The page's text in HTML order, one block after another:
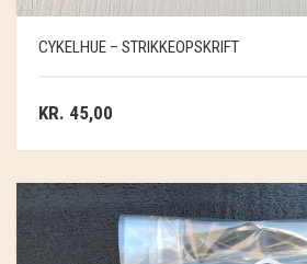
CYKELHUE – STRIKKEOPSKRIFT
KR. 45,00